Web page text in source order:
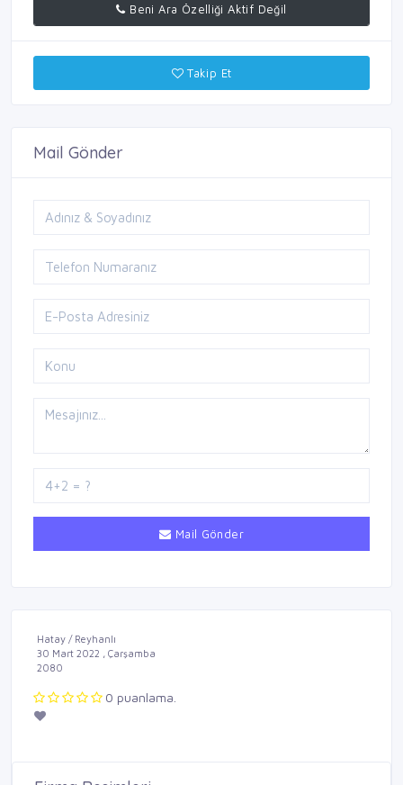
Beni Ara Özelliği Aktif Değil
Takip Et
Mail Gönder
Mail Gönder
Hatay / Reyhanlı
30 Mart 2022 , Çarşamba
2080
0 puanlama.